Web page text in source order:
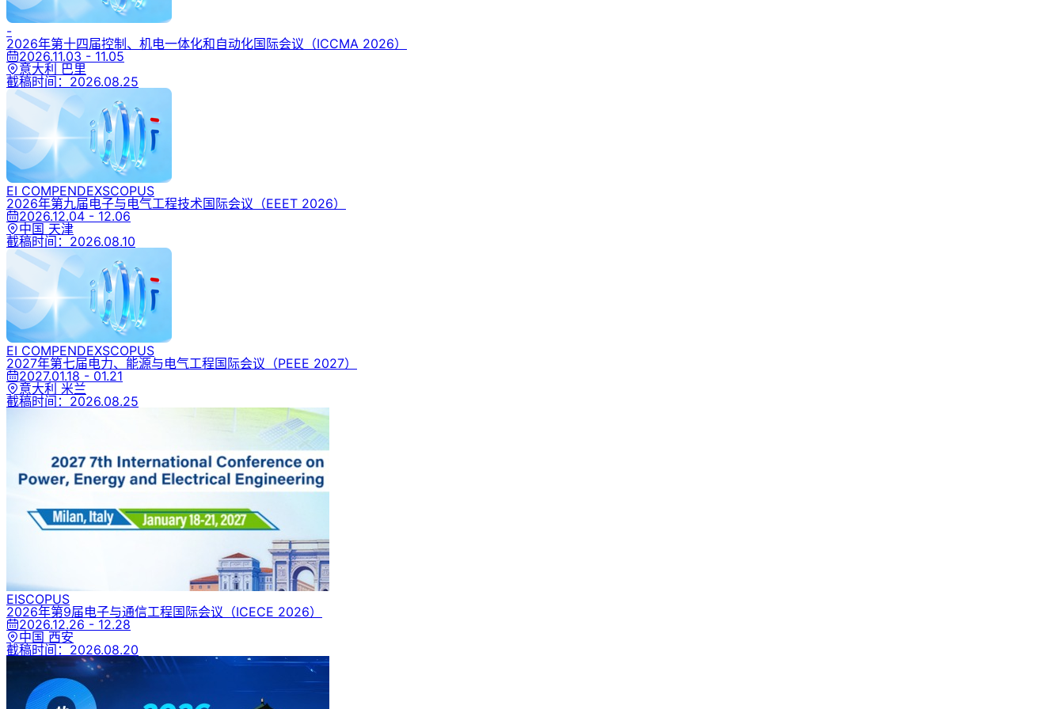
-
2026年第十四届控制、机电一体化和自动化国际会议 （ICCMA 2026）
2026.11.03 - 11.05
意大利 巴里
截稿时间： 2026.08.25
EI COMPENDEXSCOPUS
2026年第九届电子与电气工程技术国际会议 （EEET 2026）
2026.12.04 - 12.06
中国 天津
截稿时间： 2026.08.10
EI COMPENDEXSCOPUS
2027年第七届电力、能源与电气工程国际会议 （PEEE 2027）
2027.01.18 - 01.21
意大利 米兰
截稿时间： 2026.08.25
EISCOPUS
2026年第9届电子与通信工程国际会议 （ICECE 2026）
2026.12.26 - 12.28
中国 西安
截稿时间： 2026.08.20